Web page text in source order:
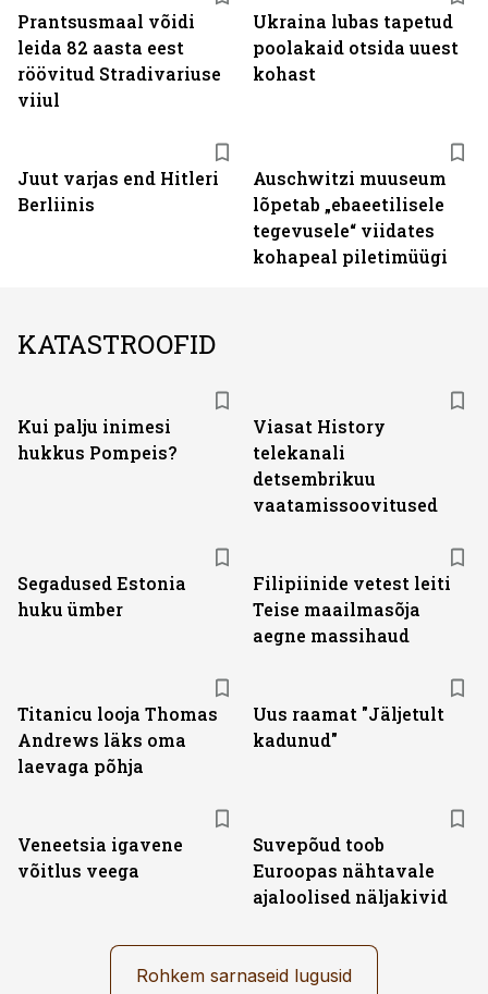
Prantsusmaal võidi
leida 82 aasta eest
röövitud Stradivariuse
viiul
Ukraina lubas tapetud
poolakaid otsida uuest
kohast
Juut varjas end Hitleri
Berliinis
Auschwitzi muuseum
lõpetab „ebaeetilisele
tegevusele“ viidates
kohapeal piletimüügi
KATASTROOFID
Kui palju inimesi
hukkus Pompeis?
Viasat History
telekanali
detsembrikuu
vaatamissoovitused
Segadused Estonia
huku ümber
Filipiinide vetest leiti
Teise maailmasõja
aegne massihaud
Titanicu looja Thomas
Andrews läks oma
laevaga põhja
Uus raamat "Jäljetult
kadunud"
Veneetsia igavene
võitlus veega
Suvepõud toob
Euroopas nähtavale
ajaloolised näljakivid
Rohkem sarnaseid lugusid